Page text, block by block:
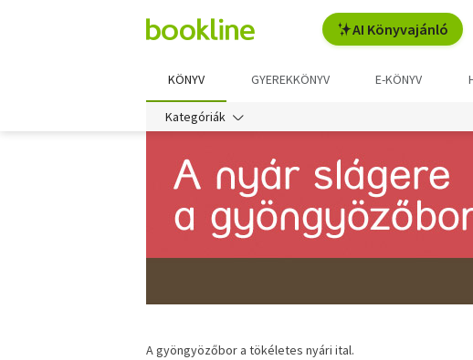
AI Könyvajánló
KÖNYV GYEREKKÖNYV E-KÖNYV
Kategóriák
A gyöngyözőbor a tökéletes nyári ital.